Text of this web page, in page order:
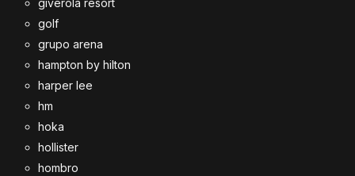
giverola resort
golf
grupo arena
hampton by hilton
harper lee
hm
hoka
hollister
hombro